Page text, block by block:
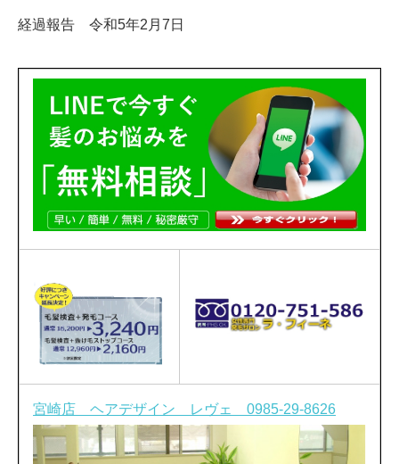
経過報告 令和5年2月7日
宮崎店 ヘアデザイン レヴェ 0985-29-8626